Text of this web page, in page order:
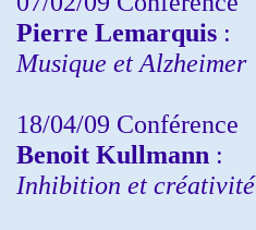
Pierre Lemarquis :
Musique et Alzheimer
18/04/09 Conférence
Benoit Kullmann :
Inhibition et créativité